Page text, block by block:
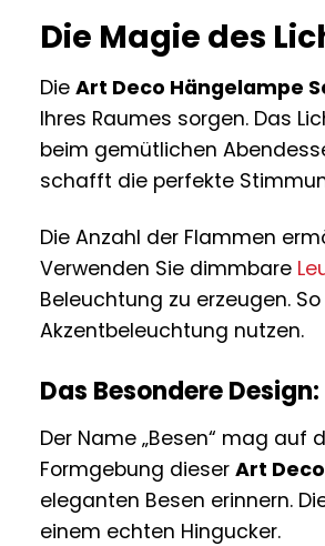
Die Magie des
DieArt Deco Hängelampe
Ihres Raumes sorgen. Das
beim gemütlichen
schafft die perfekte
Die Anzahl der Flammen
Verwenden Sie dimmbare
Beleuchtung zu erzeugen.
Akzentbeleuchtung nutzen.
Das Besondere
Der Name „Besen“ mag
Formgebung dieserArt
eleganten Besen erinnern.
einem echten Hingucker.